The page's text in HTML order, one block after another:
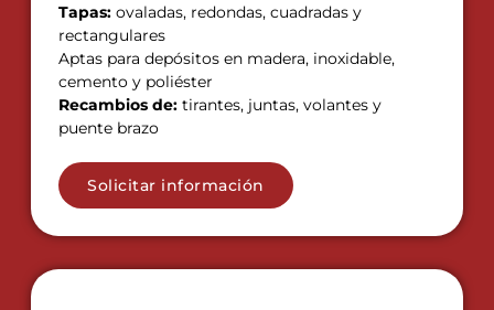
Tapas: ovaladas, redondas, cuadradas y
rectangulares
Aptas para depósitos en madera, inoxidable,
cemento y poliéster
Recambios de: tirantes, juntas, volantes y
puente brazo
Solicitar información